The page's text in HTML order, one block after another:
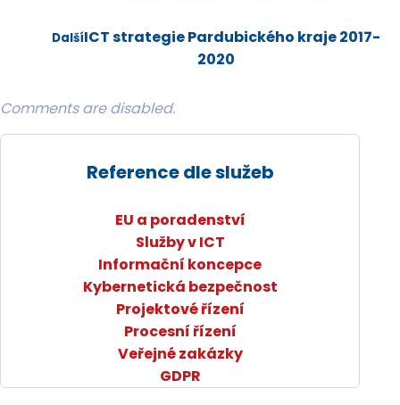
DalšíICT strategie Pardubického kraje 2017-
2020
Comments are disabled.
Reference dle služeb
EU a poradenství
Služby v ICT
Informační koncepce
Kybernetická bezpečnost
Projektové řízení
Procesní řízení
Veřejné zakázky
GDPR